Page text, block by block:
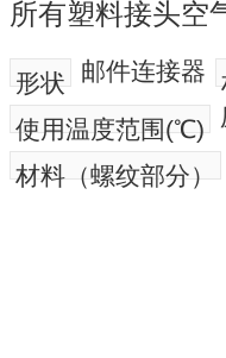
所有塑料接头空
形状 邮件连接器
使用温度范围(℃)
材料（螺纹部分）